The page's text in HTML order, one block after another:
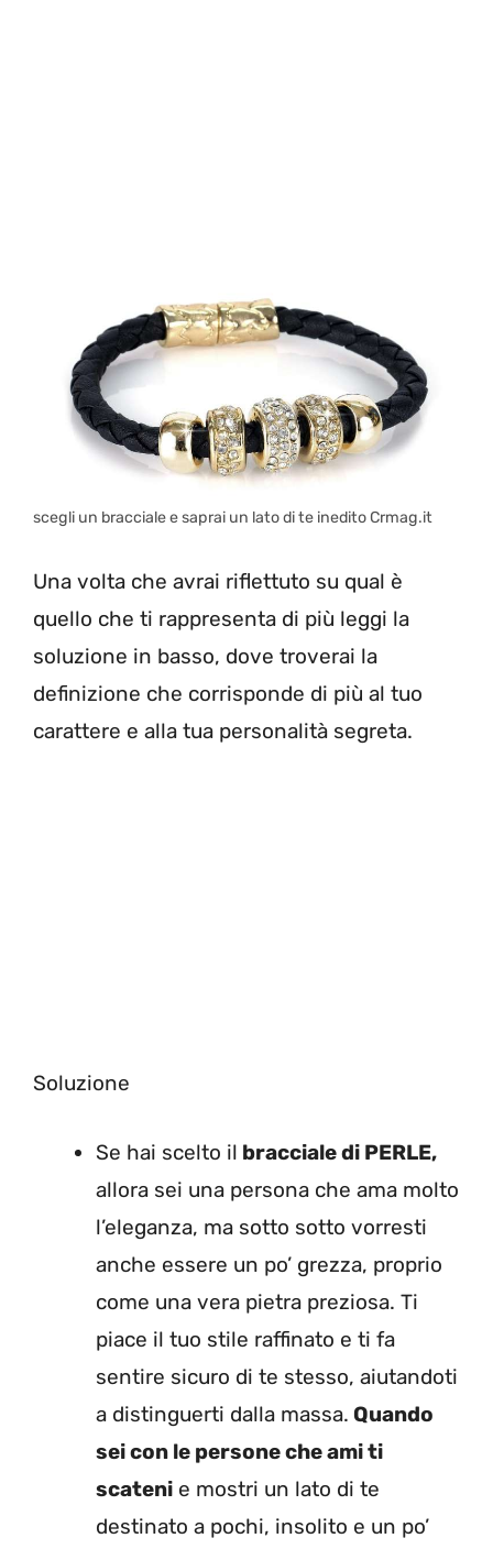
scegli un bracciale e saprai un lato di te inedito Crmag.it
Una volta che avrai riflettuto su qual è
quello che ti rappresenta di più leggi la
soluzione in basso, dove troverai la
definizione che corrisponde di più al tuo
carattere e alla tua personalità segreta.
Soluzione
Se hai scelto il bracciale di PERLE,
allora sei una persona che ama molto
l’eleganza, ma sotto sotto vorresti
anche essere un po’ grezza, proprio
come una vera pietra preziosa. Ti
piace il tuo stile raffinato e ti fa
sentire sicuro di te stesso, aiutandoti
a distinguerti dalla massa. Quando
sei con le persone che ami ti
scateni e mostri un lato di te
destinato a pochi, insolito e un po’